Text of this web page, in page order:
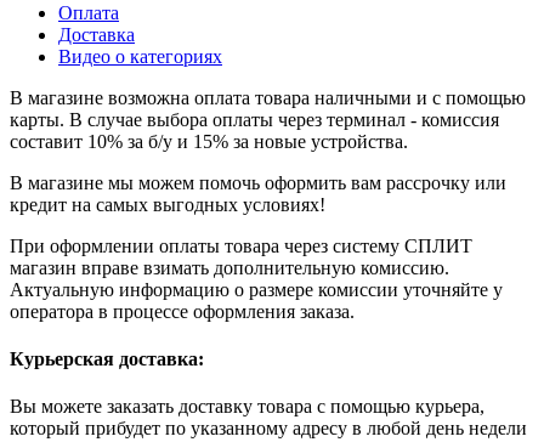
Оплата
Доставка
Видео о категориях
В магазине возможна оплата товара наличными и с помощью
карты. В случае выбора оплаты через терминал - комиссия
составит 10% за б/у и 15% за новые устройства.
В магазине мы можем помочь оформить вам рассрочку или
кредит на самых выгодных условиях!
При оформлении оплаты товара через систему СПЛИТ
магазин вправе взимать дополнительную комиссию.
Актуальную информацию о размере комиссии уточняйте у
оператора в процессе оформления заказа.
Курьерская доставка:
Вы можете заказать доставку товара с помощью курьера,
который прибудет по указанному адресу в любой день недели